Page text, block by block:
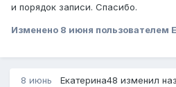
и порядок записи. Спасибо.
Изменено 8 июня пользователем
8 июнь Екатерина48 изменил